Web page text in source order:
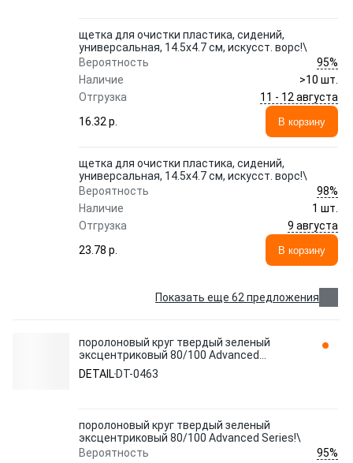
щетка для очистки пластика, сидений,
универсальная, 14.5x4.7 см, искусст. ворс!\
Вероятность
95%
Наличие
>10 шт.
Отгрузка
11 - 12 августа
16.32 p.
В корзину
щетка для очистки пластика, сидений,
универсальная, 14.5x4.7 см, искусст. ворс!\
Вероятность
98%
Наличие
1 шт.
Отгрузка
9 августа
23.78 p.
В корзину
Показать еще 62 предложения
поролоновый круг твердый зеленый
эксцентриковый 80/100 Advanced
Series!\ DT-0463 DETAIL
DETAIL DT-0463
поролоновый круг твердый зеленый
эксцентриковый 80/100 Advanced Series!\
Вероятность
95%